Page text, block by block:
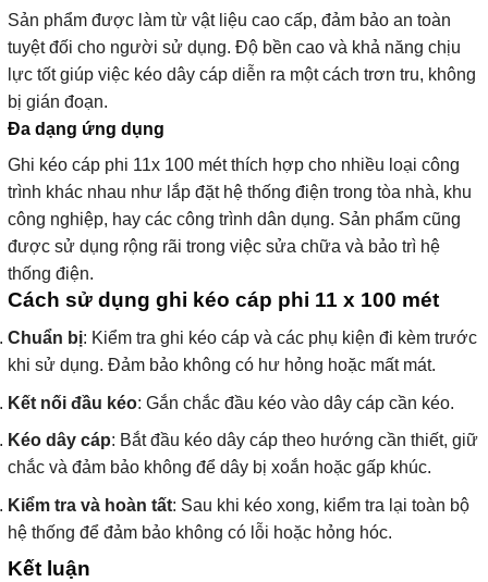
Sản phẩm được làm từ vật liệu cao cấp, đảm bảo an toàn
tuyệt đối cho người sử dụng. Độ bền cao và khả năng chịu
lực tốt giúp việc kéo dây cáp diễn ra một cách trơn tru, không
bị gián đoạn.
Đa dạng ứng dụng
Ghi kéo cáp phi 11x 100 mét thích hợp cho nhiều loại công
trình khác nhau như lắp đặt hệ thống điện trong tòa nhà, khu
công nghiệp, hay các công trình dân dụng. Sản phẩm cũng
được sử dụng rộng rãi trong việc sửa chữa và bảo trì hệ
thống điện.
Cách sử dụng ghi kéo cáp phi 11 x 100 mét
Chuẩn bị: Kiểm tra ghi kéo cáp và các phụ kiện đi kèm trước
khi sử dụng. Đảm bảo không có hư hỏng hoặc mất mát.
Kết nối đầu kéo: Gắn chắc đầu kéo vào dây cáp cần kéo.
Kéo dây cáp: Bắt đầu kéo dây cáp theo hướng cần thiết, giữ
chắc và đảm bảo không để dây bị xoắn hoặc gấp khúc.
Kiểm tra và hoàn tất: Sau khi kéo xong, kiểm tra lại toàn bộ
hệ thống để đảm bảo không có lỗi hoặc hỏng hóc.
Kết luận